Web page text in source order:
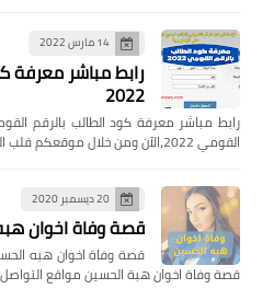
14 مارس 2022
رابط مباشر معرفة
2022
القومي 2022،الآن ومن خلال موقعكم قلب الحدث يم…
20 ديسمبر 2020
قصة وفاة اخوان
قصة وفاة اخوان هبه
قصة وفاة اخوان هبة الحسين مواقع